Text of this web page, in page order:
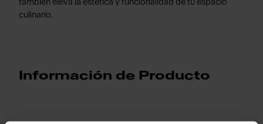
también eleva la estética y funcionalidad de tu espacio
culinario.
Información de Producto